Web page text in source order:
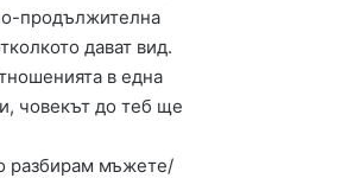
продължителна
дават вид.
в една
човекът до теб ще
разбирам мъжете/